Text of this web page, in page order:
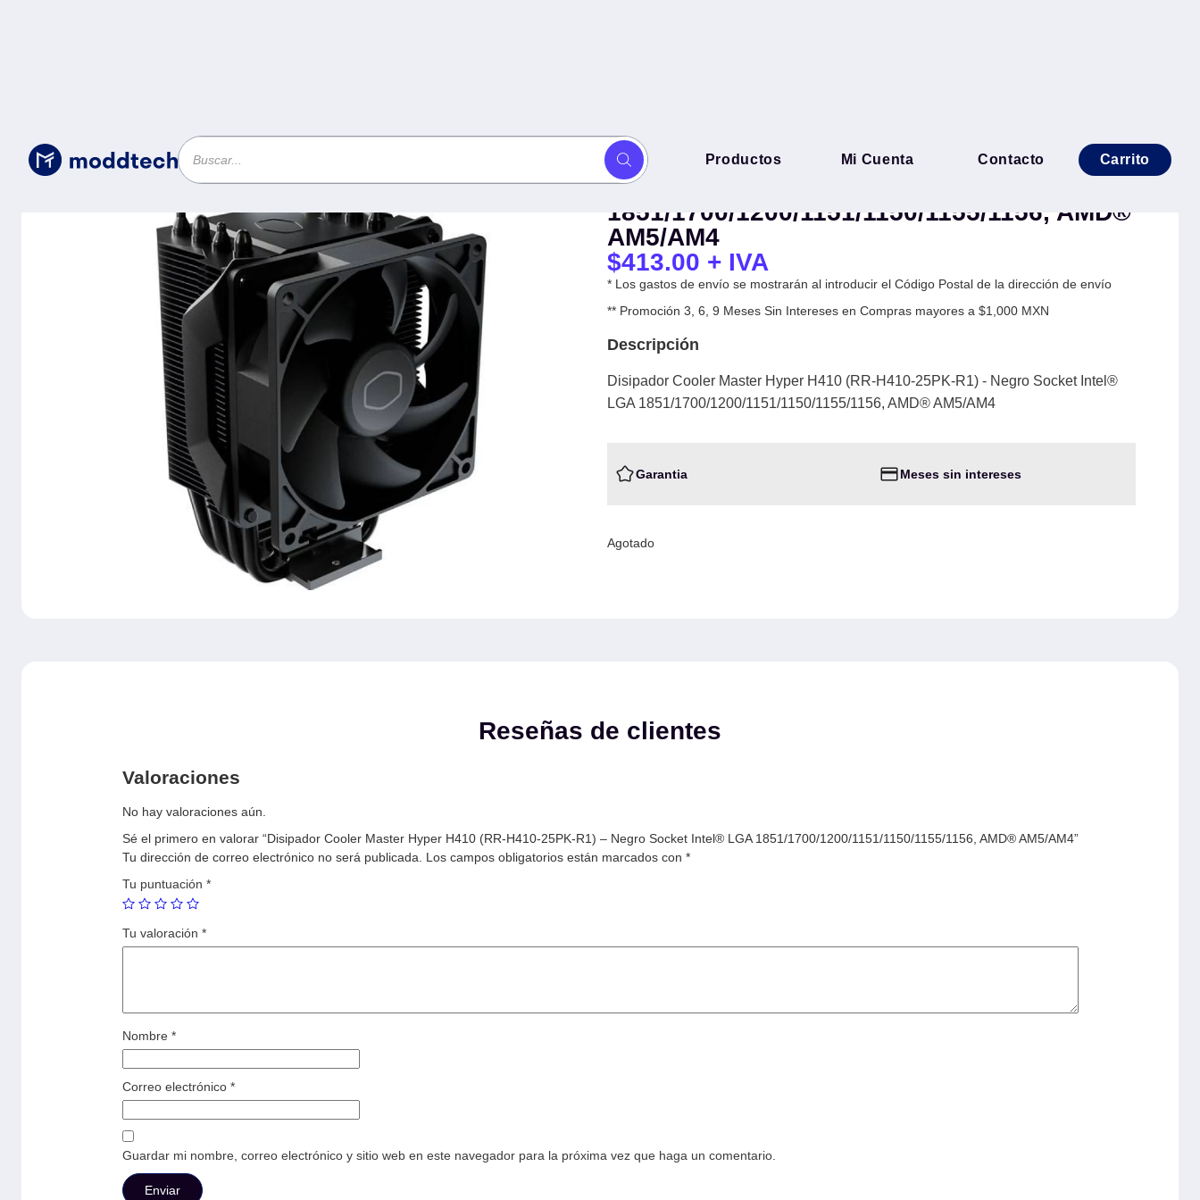
Productos Mi Cuenta Contacto Carrito
Sin categoría/Disipador Cooler Master Hyper H410 (RR-H410-25PK-R1) - Negro Socket
Intel® LGA 1851/1700/1200/1151/1150/1155/1156, AMD® AM5/AM4
Disipador Cooler Master Hyper H410 (RR-
H410-25PK-R1) - Negro Socket Intel® LGA
1851/1700/1200/1151/1150/1155/1156, AMD®
AM5/AM4
$413.00 + IVA
* Los gastos de envío se mostrarán al introducir el Código Postal de la dirección de envío
** Promoción 3, 6, 9 Meses Sin Intereses en Compras mayores a $1,000 MXN
Descripción
Disipador Cooler Master Hyper H410 (RR-H410-25PK-R1) - Negro Socket Intel®
LGA 1851/1700/1200/1151/1150/1155/1156, AMD® AM5/AM4
Garantia Meses sin intereses
Agotado
Reseñas de clientes
Valoraciones
No hay valoraciones aún.
Sé el primero en valorar “Disipador Cooler Master Hyper H410 (RR-H410-25PK-R1) – Negro Socket Intel® LGA 1851/1700/1200/1151/1150/1155/1156, AMD® AM5/AM4”
Tu dirección de correo electrónico no será publicada.
Los campos obligatorios están marcados con *
Tu puntuación *
Tu valoración *
Nombre *
Correo electrónico *
Guardar mi nombre, correo electrónico y sitio web en este navegador para la próxima vez que haga un comentario.